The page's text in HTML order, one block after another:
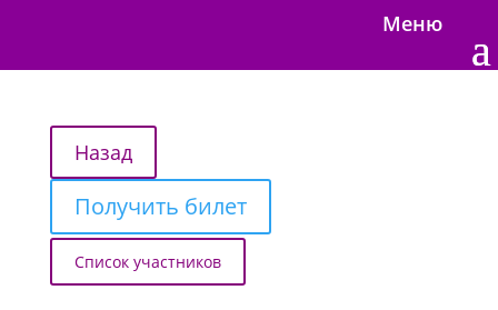
Меню
Получить билет
Список участников